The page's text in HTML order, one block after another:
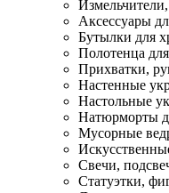
Аксессуары
Бутылки для
Полотенца
Прихватки,
Настенные
Настольные
Натюрморты
Мусорные
Свечи,
Статуэтки,